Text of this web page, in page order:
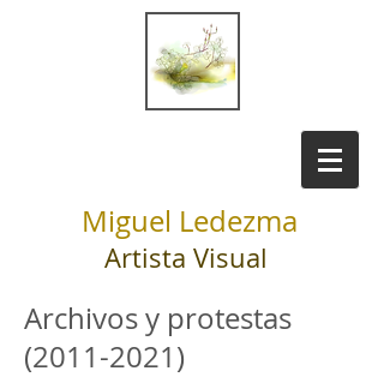
Miguel Ledezma
Artista Visual
Archivos y protestas
(2011-2021)